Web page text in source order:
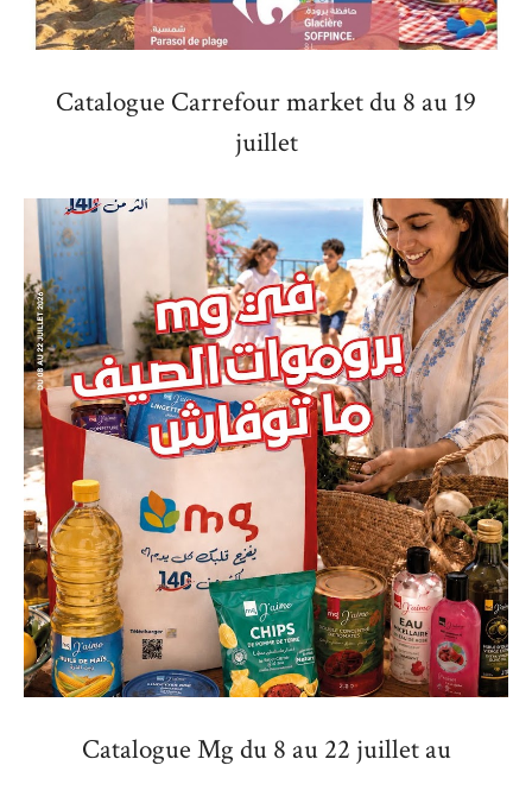
Catalogue Carrefour market du 8 au 19
juillet
Catalogue Mg du 8 au 22 juillet au